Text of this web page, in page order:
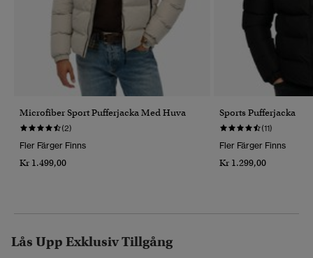
Microfiber Sport Pufferjacka Med Huva
(2)
Fler Färger Finns
Kr 1.499,00
Sports Pufferjacka
(11)
Fler Färger Finns
Kr 1.299,00
Lås Upp Exklusiv Tillgång